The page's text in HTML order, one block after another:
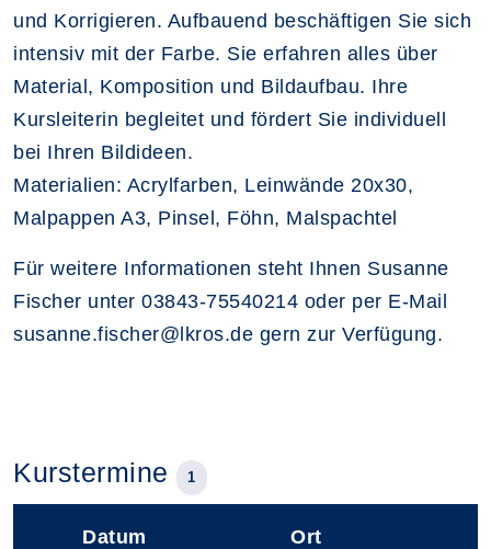
und Korrigieren. Aufbauend beschäftigen Sie sich
intensiv mit der Farbe. Sie erfahren alles über
Material, Komposition und Bildaufbau. Ihre
Kursleiterin begleitet und fördert Sie individuell
bei Ihren Bildideen.
Materialien: Acrylfarben, Leinwände 20x30,
Malpappen A3, Pinsel, Föhn, Malspachtel
Für weitere Informationen steht Ihnen Susanne
Fischer unter 03843-75540214 oder per E-Mail
susanne.fischer@lkros.de gern zur Verfügung.
Kurstermine 1
Datum Ort